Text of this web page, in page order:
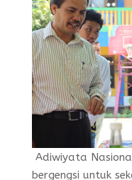
Adiwiyata
bergengsi untuk